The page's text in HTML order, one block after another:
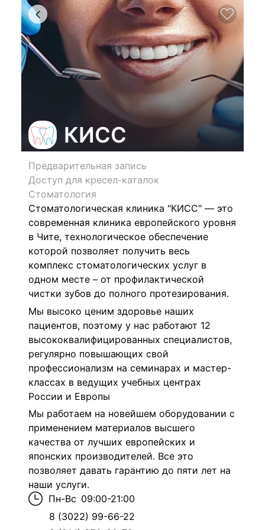
КИСС
Предварительная запись
Доступ для кресел-каталок
Стоматология
Стоматологическая клиника "КИСС" — это
современная клиника европейского уровня
в Чите, технологическое обеспечение
которой позволяет получить весь
комплекс стоматологических услуг в
одном месте – от профилактической
чистки зубов до полного протезирования.
Мы высоко ценим здоровье наших
пациентов, поэтому у нас работают 12
высококвалифицированных специалистов,
регулярно повышающих свой
профессионализм на семинарах и мастер-
классах в ведущих учебных центрах
России и Европы
Мы работаем на новейшем оборудовании с
применением материалов высшего
качества от лучших европейских и
японских производителей. Все это
позволяет давать гарантию до пяти лет на
наши услуги.
Пн-Вс 09:00-21:00
8 (3022) 99-66-22